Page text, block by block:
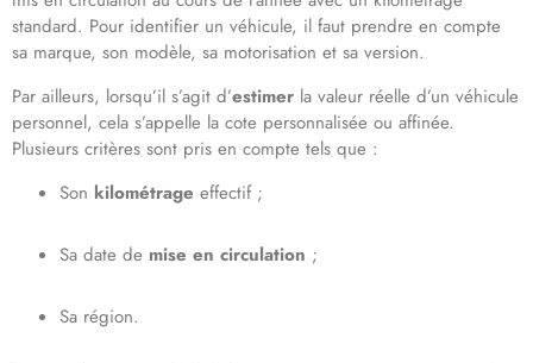
standard. Pour identifier un véhicule, il faut prendre en compte
sa marque, son modèle, sa motorisation et sa version.
Par ailleurs, lorsqu’il s’agit d’estimer la valeur réelle d’un véhicule
personnel, cela s’appelle la cote personnalisée ou affinée.
Plusieurs critères sont pris en compte tels que :
Son kilométrage effectif ;
Sa date de mise en circulation ;
Sa région.